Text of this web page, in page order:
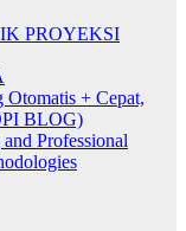
PROYEKSI
+ Cepat,
BLOG)
Professional